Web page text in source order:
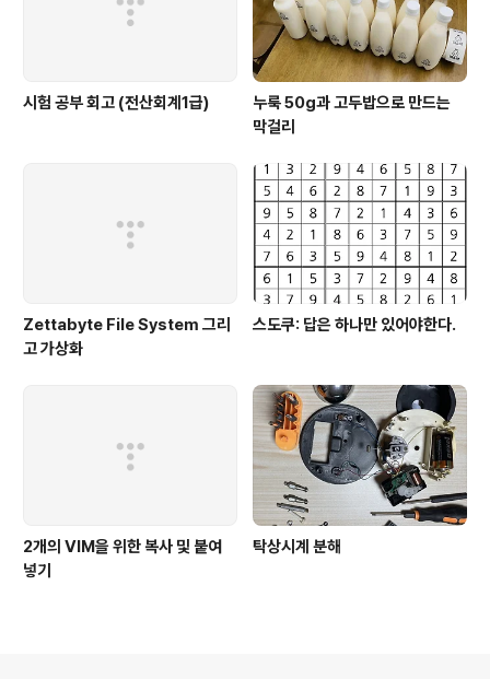
시험 공부 회고 (전산회계1급)
누룩 50g과 고두밥으로 만드는
막걸리
Zettabyte File System 그리
고 가상화
스도쿠: 답은 하나만 있어야한다.
2개의 VIM을 위한 복사 및 붙여
넣기
탁상시계 분해